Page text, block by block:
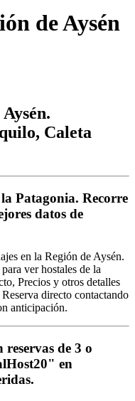
de Aysén
Caleta
Patagonia. Recorre
datos de
en la Región de Aysén.
ver hostales de la
Precios y otros detalles
directo contactando
anticipación.
reservas de 3 o
en